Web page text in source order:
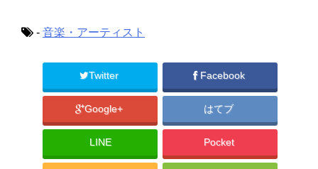
- 音楽・アーティスト
Twitter Facebook
Google+ はてブ
LINE Pocket